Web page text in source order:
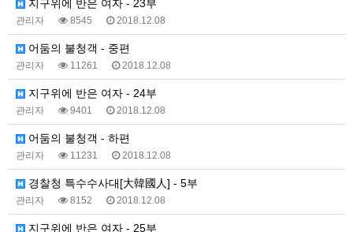
지구위에 반은 여자 - 23부
관리자 8545 2018.12.08
어둠의 불청객 - 중편
관리자 11261 2018.12.08
지구위에 반은 여자 - 24부
관리자 9401 2018.12.08
어둠의 불청객 - 하편
관리자 11231 2018.12.08
경찰청 특수수사대[大韓國人] - 5부
관리자 8152 2018.12.08
지구위에 반은 여자 - 25부